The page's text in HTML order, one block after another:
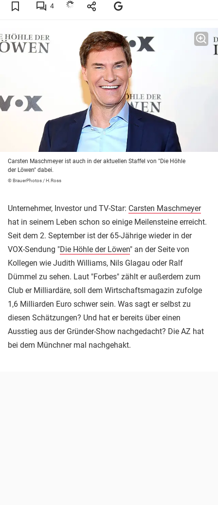
4
Carsten Maschmeyer ist auch in der aktuellen Staffel von "Die Höhle
der Löwen" dabei.
© BrauerPhotos / H.Ross
Unternehmer, Investor und TV-Star: Carsten Maschmeyer
hat in seinem Leben schon so einige Meilensteine erreicht.
Seit dem 2. September ist der 65-Jährige wieder in der
VOX-Sendung "Die Höhle der Löwen" an der Seite von
Kollegen wie Judith Williams, Nils Glagau oder Ralf
Dümmel zu sehen. Laut "Forbes" zählt er außerdem zum
Club er Milliardäre, soll dem Wirtschaftsmagazin zufolge
1,6 Milliarden Euro schwer sein. Was sagt er selbst zu
diesen Schätzungen? Und hat er bereits über einen
Ausstieg aus der Gründer-Show nachgedacht? Die AZ hat
bei dem Münchner mal nachgehakt.